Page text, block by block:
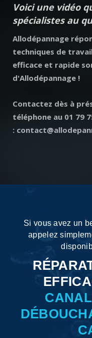
Voici une vidéo
spécialistes au
Allodépannage
techniques de
efficace et rapide
d'Allodépannage !
Contactez dès à
téléphone au 01 79
:
Si vous avez un
appelez